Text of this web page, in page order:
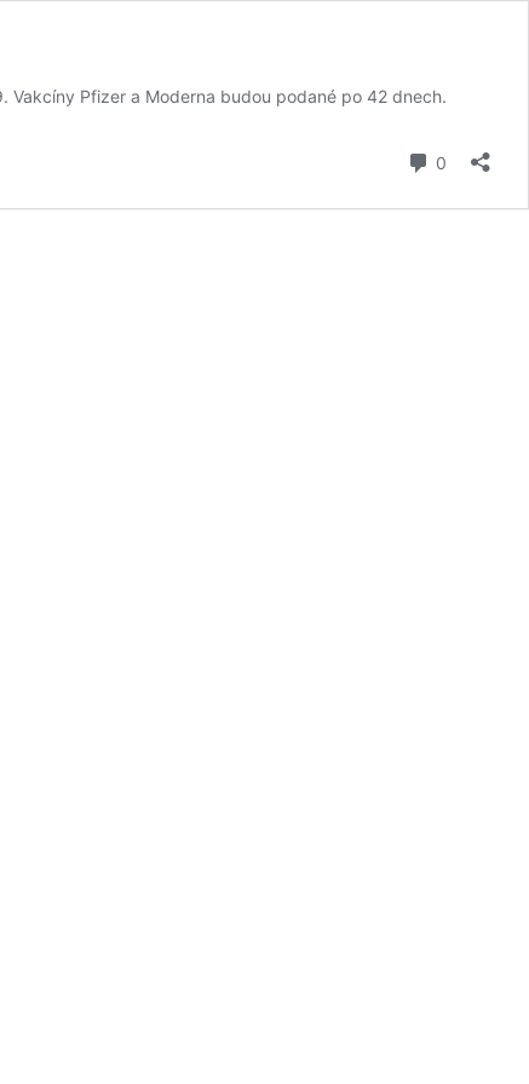
Pfizer a Moderna budou podané po 42 dnech.
0 komentářů